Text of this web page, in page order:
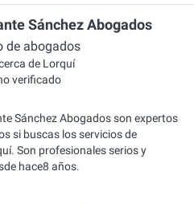
Sánchez Abogados
de abogados
de Lorquí
verificado
Sánchez Abogados son expertos
si buscas los servicios de
Son profesionales serios y
hace8 años.